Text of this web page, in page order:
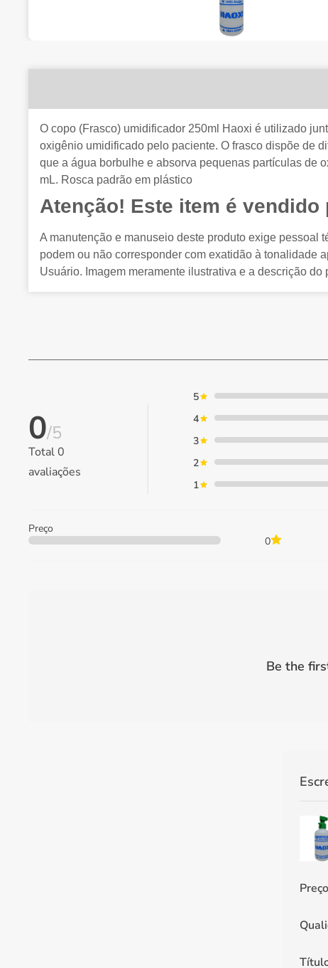
O copo (Frasco) umidificador 250ml Haoxi é utilizado
oxigênio umidificado pelo paciente. O frasco dispõe de
que a água borbulhe e absorva pequenas partículas de
mL. Rosca padrão em plástico
Atenção! Este item é vendido
A manutenção e manuseio deste produto exige pessoal
podem ou não corresponder com exatidão à tonalidade
Usuário. Imagem meramente ilustrativa e a descrição
0/5
Total0
avaliações
5
4
3
2
1
Preço
0
Be the
Preço